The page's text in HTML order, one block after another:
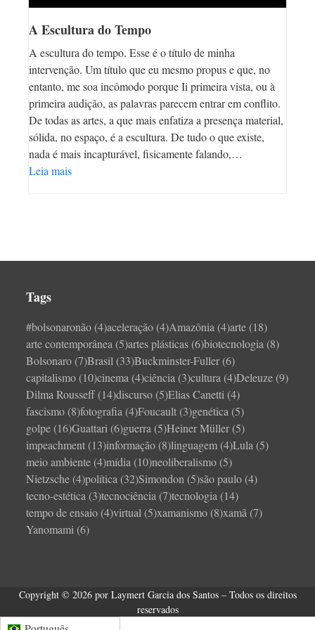
A Escultura do Tempo
A escultura do tempo. Esse é o título de minha
intervenção. Um título que eu mesmo propus e que, no
entanto, me soa incômodo porque Ii primeira vista, ou à
primeira audição, as palavras parecem entrar em conflito.
De todas as artes, a que mais enfatiza a presença material,
sólida, no espaço, é a escultura. De tudo o que existe,
nada é mais incapturável, fisicamente falando,…
Leia mais
Tags
#bolsonaronão (4)aceleração (4)Amazônia (4)arte (18)
arte contemporânea (5)artes plásticas (6)biotecnologia (8)
Bolsonaro (7)Brasil (33)Buckminster-Fuller(6)
capitalismo (10)cinema (4)ciência (3)cultura (4)Deleuze (9)
Dilma Rousseff (14)discurso (5)Elias Canetti (4)
fascismo (8)fotografia (4)Foucault (3)genética (5)
golpe (16)Guattari (6)guerra (5)Heiner Müller(5)
impeachment (13)informação (8)linguagem (4)Lula (5)
meio ambiente (4)mídia (10)neoliberalismo (5)
Nietzsche (4)política (32)Simondon (5)são paulo (4)
tecno-estética (3)tecnociência (7)tecnologia (14)
tempo de ensaio (4)virtual (5)xamanismo (8)xamã (7)
Yanomami (6)
Copyright © 2026 por Laymert Garcia dos Santos – Todos os direitos
reservados